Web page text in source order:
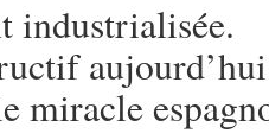
industrialisée.
miracle